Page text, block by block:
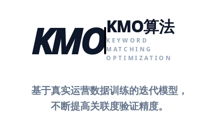
KMOKMO算法
KEYWORD
MATCHING
OPTIMIZATION
基于真实运营数据训练的迭代模型，
不断提高关联度验证精度。